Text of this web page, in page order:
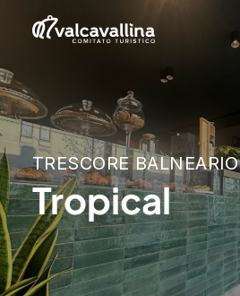
TRESCORE BALNEARIO
Tropical